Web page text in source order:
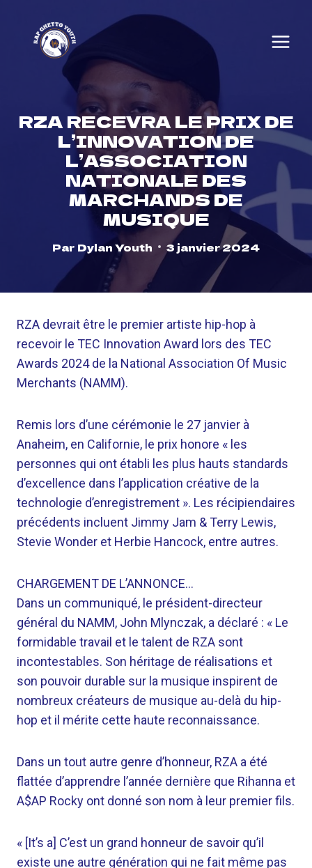
content
RZA RECEVRA LE PRIX DE
L’INNOVATION DE
L’ASSOCIATION
NATIONALE DES
MARCHANDS DE
MUSIQUE
Par Dylan Youth 3 janvier 2024
RZA devrait être le premier artiste hip-hop à
recevoir le TEC Innovation Award lors des TEC
Awards 2024 de la National Association Of Music
Merchants (NAMM).
Remis lors d’une cérémonie le 27 janvier à
Anaheim, en Californie, le prix honore « les
personnes qui ont établi les plus hauts standards
d’excellence dans l’application créative de la
technologie d’enregistrement ». Les récipiendaires
précédents incluent Jimmy Jam & Terry Lewis,
Stevie Wonder et Herbie Hancock, entre autres.
CHARGEMENT DE L’ANNONCE…
Dans un communiqué, le président-directeur
général du NAMM, John Mlynczak, a déclaré : « Le
formidable travail et le talent de RZA sont
incontestables. Son héritage de réalisations et
son pouvoir durable sur la musique inspirent de
nombreux créateurs de musique au-delà du hip-
hop et il mérite cette haute reconnaissance.
Dans un tout autre genre d’honneur, RZA a été
flattée d’apprendre l’année dernière que Rihanna et
A$AP Rocky ont donné son nom à leur premier fils.
« [It’s a] C’est un grand honneur de savoir qu’il
existe une autre génération qui ne fait même pas